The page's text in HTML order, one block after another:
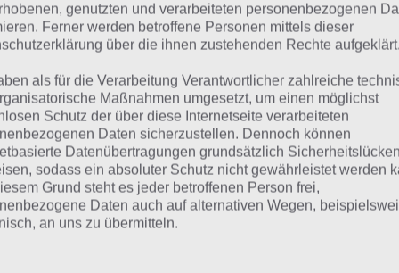
eigene Gang in CATS Crash Arena Turbo Stars zu
Namen und eine Beschreibung überlegen. Zudem
festlegen, die ein Spieler haben muss, um der
dann an den Start zu bringen, sind 300 Diamanten, die
notwendig.
du nicht soviele Diamanten ausgeben, kannst du
Dazu suchst du entweder nach dem Namen oder
Gangs. Maximal 15 Mitglieder können sich
kann sich auch direkt wieder austragen und wieder
genutzten und verarbeiteten personenbezogenen
Ferner werden betroffene Personen mittels dieser
über die ihnen zustehenden Rechte aufgeklärt.
als für die Verarbeitung Verantwortlicher zahlreiche
Maßnahmen umgesetzt, um einen möglichst
Schutz der über diese Internetseite verarbeiteten
Daten sicherzustellen. Dennoch können
Datenübertragungen grundsätzlich Sicherheitslücken
sodass ein absoluter Schutz nicht gewährleistet werden
Grund steht es jeder betroffenen Person frei,
Daten auch auf alternativen Wegen,
an uns zu übermitteln.